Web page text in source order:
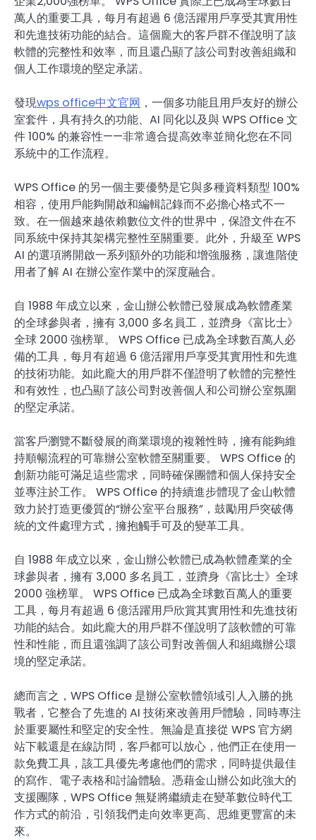
萬人的重要工具，每月有超過 6 億活躍用戶享受其實用性
和先進技術功能的結合。這個龐大的客戶群不僅說明了該
軟體的完整性和效率，而且還凸顯了該公司對改善組織和
個人工作環境的堅定承諾。
發現wps office中文官网 ，一個多功能且用戶友好的辦公
室套件，具有持久的功能、AI 同化以及與 WPS Office 文
件 100% 的兼容性——非常適合提高效率並簡化您在不同
系統中的工作流程。
WPS Office 的另一個主要優勢是它與多種資料類型 100%
相容，使用戶能夠開啟和編輯記錄而不必擔心格式不一
致。在一個越來越依賴數位文件的世界中，保證文件在不
同系統中保持其架構完整性至關重要。此外，升級至 WPS
AI 的選項將開啟一系列額外的功能和增強服務，讓進階使
用者了解 AI 在辦公室作業中的深度融合。
自 1988 年成立以來，金山辦公軟體已發展成為軟體產業
的全球參與者，擁有 3,000 多名員工，並躋身《富比士》
全球 2000 強榜單。 WPS Office 已成為全球數百萬人必
備的工具，每月有超過 6 億活躍用戶享受其實用性和先進
的技術功能。如此龐大的用戶群不僅證明了軟體的完整性
和有效性，也凸顯了該公司對改善個人和公司辦公室氛圍
的堅定承諾。
當客戶瀏覽不斷發展的商業環境的複雜性時，擁有能夠維
持順暢流程的可靠辦公室軟體至關重要。 WPS Office 的
創新功能可滿足這些需求，同時確保團體和個人保持安全
並專注於工作。 WPS Office 的持續進步體現了金山軟體
致力於打造更優質的“辦公室平台服務”，鼓勵用戶突破傳
統的文件處理方式，擁抱觸手可及的變革工具。
自 1988 年成立以來，金山辦公軟體已成為軟體產業的全
球參與者，擁有 3,000 多名員工，並躋身《富比士》全球
2000 強榜單。 WPS Office 已成為全球數百萬人的重要
工具，每月有超過 6 億活躍用戶欣賞其實用性和先進技術
功能的結合。如此龐大的用戶群不僅說明了該軟體的可靠
性和性能，而且還強調了該公司對改善個人和組織辦公環
境的堅定承諾。
總而言之，WPS Office 是辦公室軟體領域引人入勝的挑
戰者，它整合了先進的 AI 技術來改善用戶體驗，同時專注
於重要屬性和堅定的安全性。無論是直接從 WPS 官方網
站下載還是在線訪問，客戶都可以放心，他們正在使用一
款免費工具，該工具優先考慮他們的需求，同時提供最佳
的寫作、電子表格和討論體驗。憑藉金山辦公如此強大的
支援團隊，WPS Office 無疑將繼續走在變革數位時代工
作方式的前沿，引領我們走向效率更高、思維更豐富的未
來。